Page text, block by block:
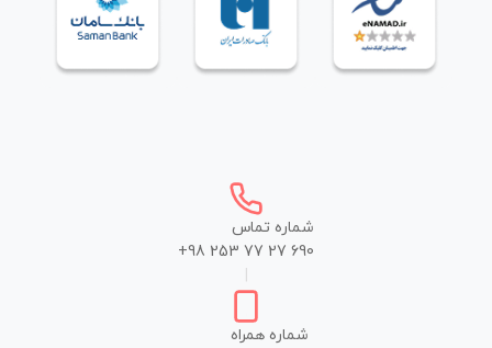
شماره تماس
+98 253 77 27 690
شماره همراه